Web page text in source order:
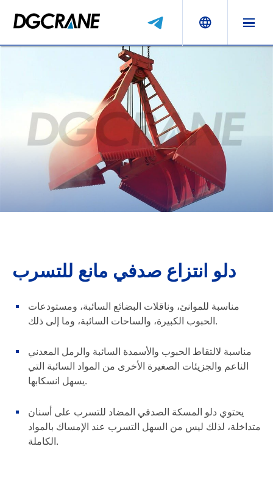
دلو انتزاع صدفي مانع للتسرب
مناسبة للموانئ، وناقلات البضائع السائبة، ومستودعات
الحبوب الكبيرة، والساحات السائبة، وما إلى ذلك.
مناسبة لالتقاط الحبوب والأسمدة السائبة والرمل المعدني
الناعم والجزيئات الصغيرة الأخرى من المواد السائبة التي
يسهل انسكابها.
يحتوي دلو المسكة الصدفي المضاد للتسرب على أسنان
متداخلة، لذلك ليس من السهل التسرب عند الإمساك بالمواد
الكاملة.